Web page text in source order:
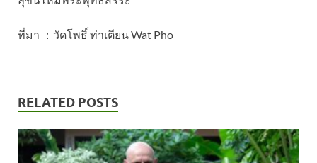
ที่มา ：วัดโพธิ์ ท่าเตียน Wat Pho
RELATED POSTS